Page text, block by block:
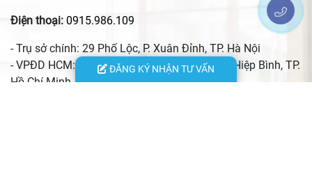
Điện thoại: 0915.986.109
- Trụ sở chính: 29 Phố Lộc, P. Xuân Đỉnh, TP. Hà Nội
- VPĐD HCM: 24 đường 13, KĐT Vạn Phúc, P. Hiệp Bình, TP.
Hồ Chí Minh
ĐĂNG KÝ NHẬN TƯ VẤN